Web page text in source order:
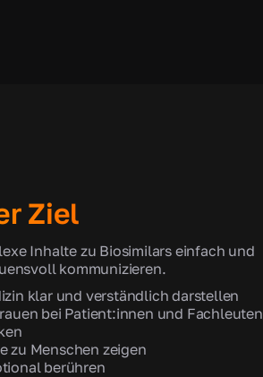
Ziel
Inhalte zu Biosimilars einfach und
kommunizieren.
klar und verständlich darstellen
bei Patient:innen und Fachleuten
zu Menschen zeigen
berühren